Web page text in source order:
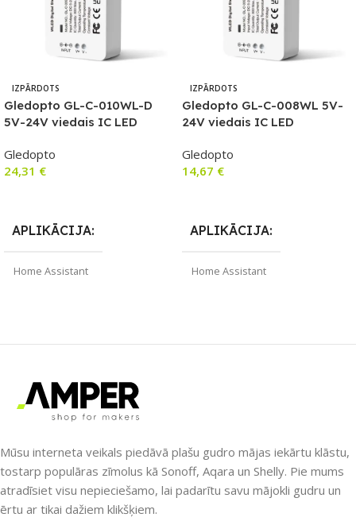
IZPĀRDOTS
Gledopto GL-C-010WL-D
5V-24V viedais IC LED
platformu) ar mikrofonu un
DIY programmaparatūras
Gledopto
24,31 €
APLIKĀCIJA
Home Assistant
PIEEJAMS UZREIZ
Nē
UZREIZ PIEEJAMAIS
SKAITS
IZPĀRDOTS
Gledopto GL-C-008WL 5V-
24V viedais IC LED
programmaparatūra)
Gledopto
14,67 €
APLIKĀCIJA
Home Assistant
Nē
UZREIZ PIEEJAMAIS
Mūsu interneta veikals piedāvā plašu gudro mājas iekārtu klāstu,
tostarp populāras zīmolus kā Sonoff, Aqara un Shelly. Pie mums
atradīsiet visu nepieciešamo, lai padarītu savu mājokli gudru un
ērtu ar tikai dažiem klikšķiem.